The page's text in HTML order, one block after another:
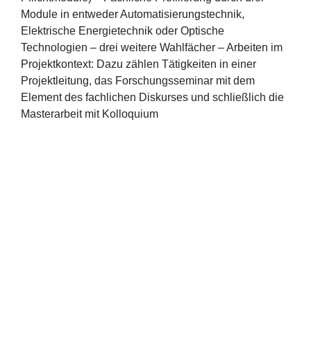
Module in entweder Automatisierungstechnik,
Elektrische Energietechnik oder Optische
Technologien – drei weitere Wahlfächer – Arbeiten im
Projektkontext: Dazu zählen Tätigkeiten in einer
Projektleitung, das Forschungsseminar mit dem
Element des fachlichen Diskurses und schließlich die
Masterarbeit mit Kolloquium